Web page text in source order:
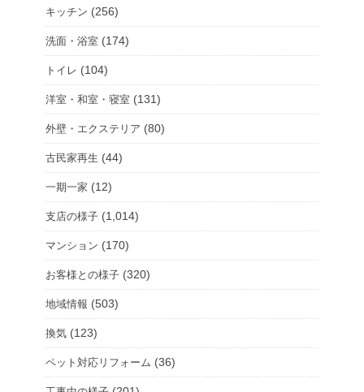
キッチン (256)
洗面・浴室 (174)
トイレ (104)
洋室・和室・寝室 (131)
外壁・エクステリア (80)
古民家再生 (44)
一期一家 (12)
支店の様子 (1,014)
マンション (170)
お客様との様子 (320)
地域情報 (503)
換気 (123)
ペット対応リフォーム (36)